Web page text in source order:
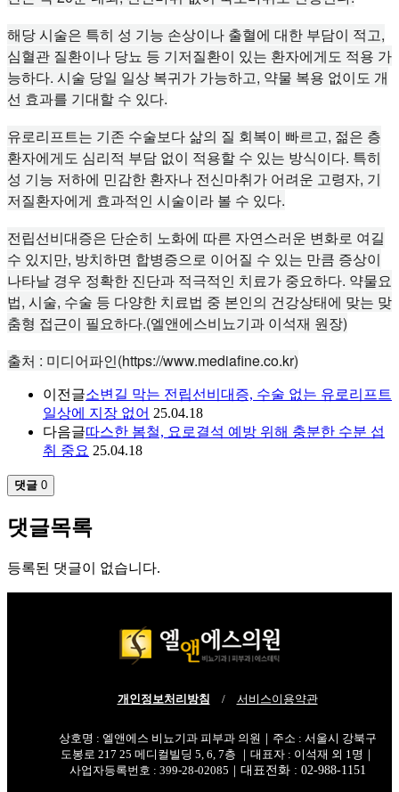
해당 시술은 특히 성 기능 손상이나 출혈에 대한 부담이 적고,
심혈관 질환이나 당뇨 등 기저질환이 있는 환자에게도 적용 가
능하다. 시술 당일 일상 복귀가 가능하고, 약물 복용 없이도 개
선 효과를 기대할 수 있다.
유로리프트는 기존 수술보다 삶의 질 회복이 빠르고, 젊은 층
환자에게도 심리적 부담 없이 적용할 수 있는 방식이다. 특히
성 기능 저하에 민감한 환자나 전신마취가 어려운 고령자, 기
저질환자에게 효과적인 시술이라 볼 수 있다.
전립선비대증은 단순히 노화에 따른 자연스러운 변화로 여길
수 있지만, 방치하면 합병증으로 이어질 수 있는 만큼 증상이
나타날 경우 정확한 진단과 적극적인 치료가 중요하다. 약물요
법, 시술, 수술 등 다양한 치료법 중 본인의 건강상태에 맞는 맞
춤형 접근이 필요하다.(엘앤에스비뇨기과 이석재 원장)
출처 : 미디어파인(https://www.mediafine.co.kr)
이전글소변길 막는 전립선비대증, 수술 없는 유로리프트
일상에 지장 없어 25.04.18
다음글따스한 봄철, 요로결석 예방 위해 충분한 수분 섭
취 중요 25.04.18
댓글 0
댓글목록
등록된 댓글이 없습니다.
개인정보처리방침 / 서비스이용약관
상호명 : 엘앤에스 비뇨기과 피부과 의원｜주소 : 서울시 강북구
도봉로 217 25 메디컬빌딩 5, 6, 7층 ｜대표자 : 이석재 외 1명｜
사업자등록번호 : 399-28-02085｜ 대표전화 : 02-988-1151